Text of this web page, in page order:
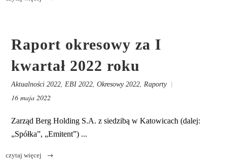
Raport okresowy za I
kwartał 2022 roku
Aktualności 2022 EBI 2022 ,Okresowy 2022 Raporty
16 maja 2022
Zarząd Berg Holding S.A. z siedzibą w Katowicach (dalej:
„Spółka”, „Emitent”) ...